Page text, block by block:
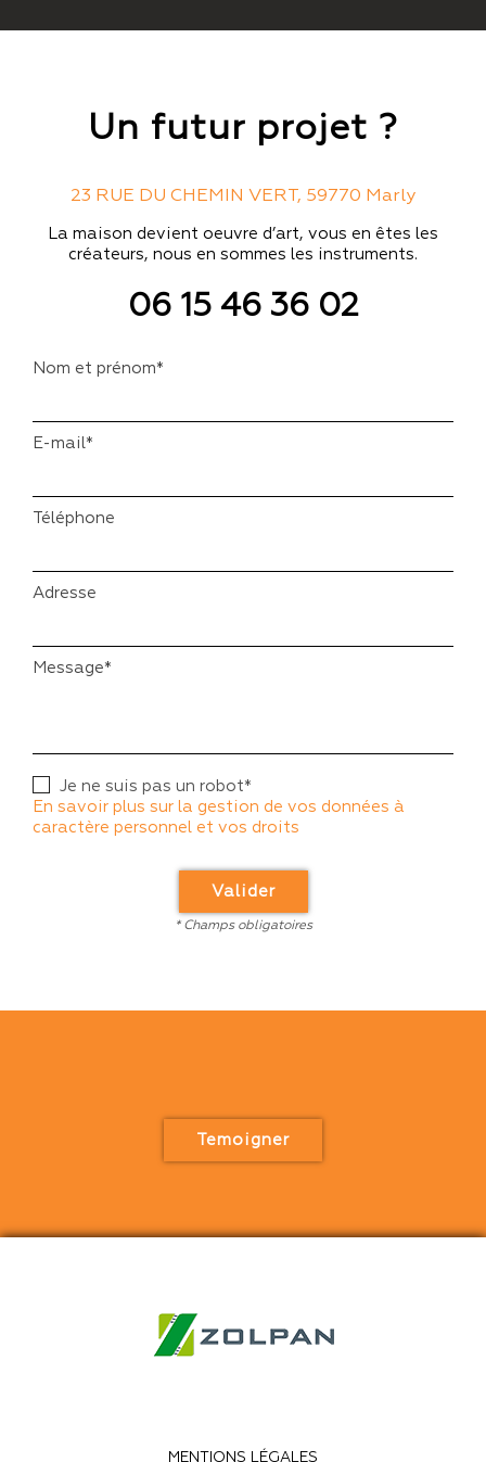
Un futur projet ?
23 RUE DU CHEMIN VERT, 59770 Marly
La maison devient oeuvre d’art, vous en êtes les
créateurs, nous en sommes les instruments.
06 15 46 36 02
Nom et prénom*
E-mail*
Téléphone
Adresse
Message*
Je ne suis pas un robot*
En savoir plus sur la gestion de vos données à
caractère personnel et vos droits
Valider
* Champs obligatoires
Temoigner
MENTIONS LÉGALES